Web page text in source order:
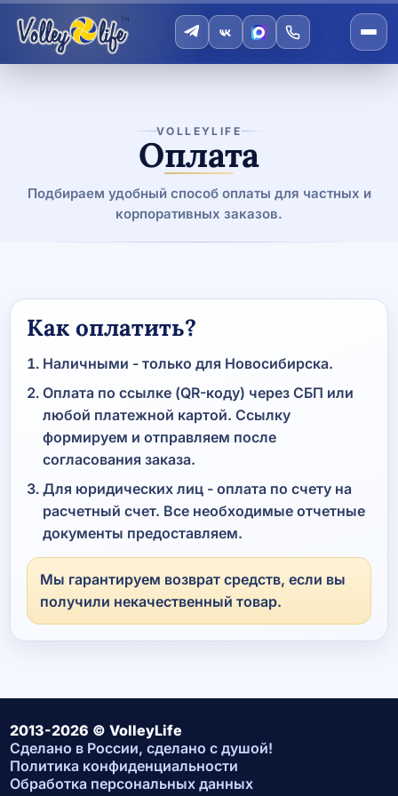
VOLLEYLIFE
Оплата
Подбираем удобный способ оплаты для частных и
корпоративных заказов.
Как оплатить?
Наличными - только для Новосибирска.
Оплата по ссылке (QR-коду) через СБП или
любой платежной картой. Ссылку
формируем и отправляем после
согласования заказа.
Для юридических лиц - оплата по счету на
расчетный счет. Все необходимые отчетные
документы предоставляем.
Мы гарантируем возврат средств, если вы
получили некачественный товар.
2013-2026 © VolleyLife
Сделано в России, сделано с душой!
Политика конфиденциальности
Обработка персональных данных